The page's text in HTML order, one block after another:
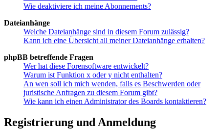
Wie deaktiviere ich meine Abonnements?
Dateianhänge
Welche Dateianhänge sind in diesem Forum zulässig?
Kann ich eine Übersicht all meiner Dateianhänge erhalten?
phpBB betreffende Fragen
Wer hat diese Forensoftware entwickelt?
Warum ist Funktion x oder y nicht enthalten?
An wen soll ich mich wenden, falls es Beschwerden oder
juristische Anfragen zu diesem Forum gibt?
Wie kann ich einen Administrator des Boards kontaktieren?
Registrierung und Anmeldung